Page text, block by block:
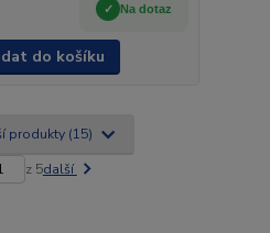
Na dotaz
do košíku
produkty (15)
z 5další